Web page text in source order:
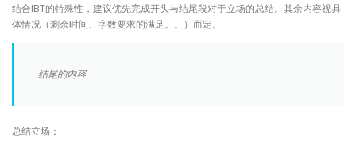
结合IBT的特殊性，建议优先完成开头与结尾段对于立场的总结。其余内容视具
体情况（剩余时间、字数要求的满足。。）而定。
结尾的内容
总结立场；